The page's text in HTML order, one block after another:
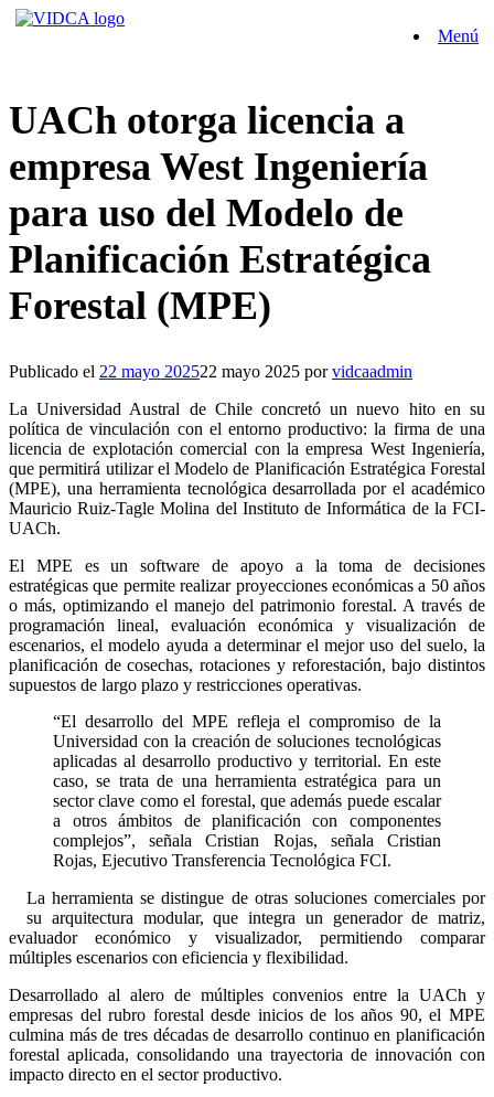
Saltar
Menú
UACh otorga licencia a
empresa West Ingeniería
para uso del Modelo de
Planificación Estratégica
Forestal (MPE)
Publicado el 22 mayo 202522 mayo 2025 porvidcaadmin
La Universidad Austral de Chile concretó un nuevo hito en su
política de vinculación con el entorno productivo: la firma de una
licencia de explotación comercial con la empresa West Ingeniería,
que permitirá utilizar el Modelo de Planificación Estratégica Forestal
(MPE), una herramienta tecnológica desarrollada por el académico
Mauricio Ruiz-Tagle Molina del Instituto de Informática de la FCI-
UACh.
El MPE es un software de apoyo a la toma de decisiones
estratégicas que permite realizar proyecciones económicas a 50 años
o más, optimizando el manejo del patrimonio forestal. A través de
programación lineal, evaluación económica y visualización de
escenarios, el modelo ayuda a determinar el mejor uso del suelo, la
planificación de cosechas, rotaciones y reforestación, bajo distintos
supuestos de largo plazo y restricciones operativas.
“El desarrollo del MPE refleja el compromiso de la
Universidad con la creación de soluciones tecnológicas
aplicadas al desarrollo productivo y territorial. En este
caso, se trata de una herramienta estratégica para un
sector clave como el forestal, que además puede escalar
a otros ámbitos de planificación con componentes
complejos”, señala Cristian Rojas, señala Cristian
Rojas,Ejecutivo Transferencia TecnológicaFCI.
La herramienta se distingue de otras soluciones comerciales por
su arquitectura modular, que integra un generador de matriz,
evaluador económico y visualizador, permitiendo comparar
múltiples escenarios con eficiencia y flexibilidad.
Desarrollado al alero de múltiples convenios entre la UACh y
empresas del rubro forestal desde inicios de los años 90, el MPE
culmina más de tres décadas de desarrollo continuo en planificación
forestal aplicada, consolidando una trayectoria de innovación con
impacto directo en el sector productivo.